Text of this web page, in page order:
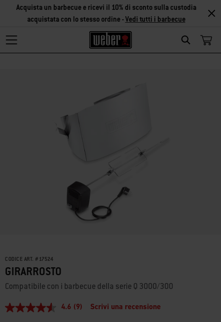
Search
Acquista un barbecue e ricevi il 10% di sconto sulla custodia
acquistata con lo stesso ordine -Vedi tutti i barbecue
CODICE ART. # 17524
GIRARROSTO
Compatibile con i barbecue della serie Q 3000/300
4.6
4.6 (9) Scrivi una recensione